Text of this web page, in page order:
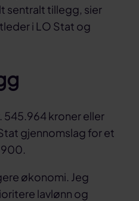
sentralt tillegg, sier
i LO Stat og
545.964 kroner eller
gjennomslag for et
økonomi. Jeg
lavlønn og